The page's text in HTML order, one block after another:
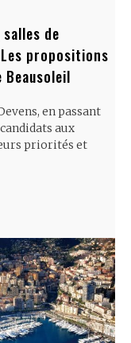
de
propositions
Beausoleil
en passant
aux
priorités et